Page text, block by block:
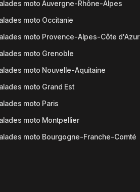
moto Auvergne-Rhône-Alpes
moto Occitanie
moto Provence-Alpes-Côte d'Azur
moto Grenoble
moto Nouvelle-Aquitaine
moto Grand Est
moto Paris
moto Montpellier
moto Bourgogne-Franche-Comté